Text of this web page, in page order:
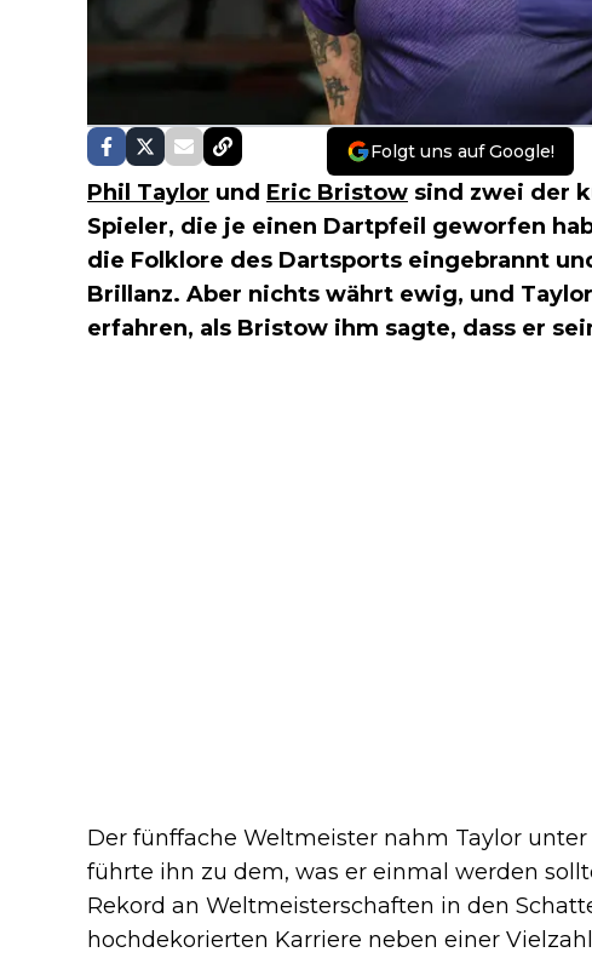
Folgt uns auf Google!
Phil Taylor und Eric Bristow sind zwei der
Spieler, die je einen Dartpfeil geworfen
die Folklore des Dartsports eingebrannt
Brillanz. Aber nichts währt ewig, und
erfahren, als Bristow ihm sagte, dass er
Der fünffache Weltmeister nahm Taylor
führte ihn zu dem, was er einmal werden
Rekord an Weltmeisterschaften in den
hochdekorierten Karriere neben einer